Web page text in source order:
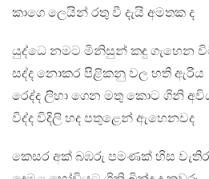
කාගෙ ලෙයින් රතු වී දැයි අමතක ද
යුද්ධෙ නමට මිනිසුන් කඳු ගැහෙන
සද්ද නොකර පිළිකනු වල හති ඇරිය
රෙද්ද ලිහා ගෙන මතු කොට ගිනි
විද්ද විදිලි හද පතුළෙන් ඇහෙනවද
කෙසර අක් බඹරු පමණක් හිස